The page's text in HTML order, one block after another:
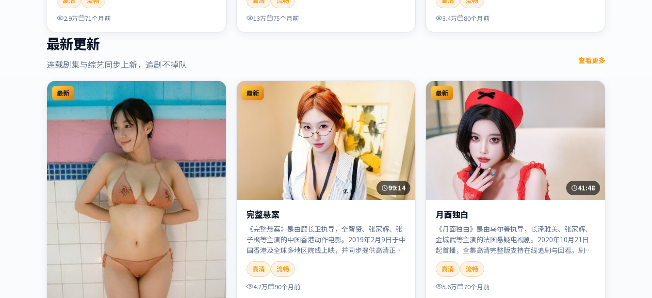
索相互勾连，结局出人意料，适合推理爱好者。本片
适合检索「流光追缉」「贾樟柯」「悬疑」「中国香
港」「2020」「2020-09-17上映」等关键词的影迷
阅读简介与主创信息。
2.9万
71个月前
具社会观察与戏剧冲突。本片适合检索「南港列车」
「贾樟柯」「犯罪」「韩国」「2020」「2020-05-
27上映」等关键词的影迷阅读简介与主创信息。
13万
75个月前
人物关系真实可信，适合喜欢温情叙事的观众。本片
适合检索「烈日晨星」「顾长卫」「爱情」「美国」
「2019」「2019-12-15上映」等关键词的影迷阅读
简介与主创信息。
3.4万
80个月前
最新更新
连载剧集与综艺同步上新，追剧不掉队 查看更多
最新 最新
99:14
完整悬案
《完整悬案》是由顾长卫执导，全智贤、张家辉、张
子枫等主演的中国香港动作电影。2019年2月9日于中
国香港及全球多地区院线上映，并同步提供高清正版
流媒体在线观看。剧情与看点：动作场面密集，节奏
明快，适合喜欢热血追缉与爆破场面的观众。本片适
合检索「完整悬案」「顾长卫」「动作」「中国香
港」「2019」「2019-02-09上映」等关键词的影迷
高清
流畅
4.7万
90个月前
最新
41:48
月面独白
《月面独白》是由乌尔善执导，长泽雅美、张家辉、
金城武等主演的法国悬疑电视剧。2020年10月21日
起首播，全集高清完整版支持在线追剧与回看。剧情
与看点：悬念层层推进，线索相互勾连，结局出人意
料，适合推理爱好者。本片适合检索「月面独白」
「乌尔善」「悬疑」「法国」「2020」「2020-10-
21上映」等关键词的影迷阅读简介与主创信息。
高清
流畅
5.6万
70个月前